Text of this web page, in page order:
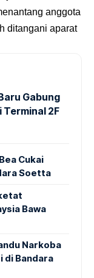
anggota
ditangani aparat
Gabung
Terminal 2F
Cukai
Soetta
Bawa
Narkoba
di Bandara